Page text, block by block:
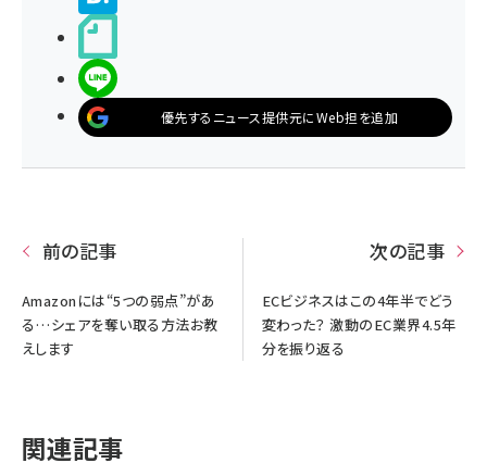
優先するニュース提供元にWeb担を追加
前の記事
Amazonには“5つの弱点”があ
る…シェアを奪い取る方法お教
えします
次の記事
ECビジネスはこの4年半でどう
変わった？ 激動のEC業界4.5年
分を振り返る
関連記事